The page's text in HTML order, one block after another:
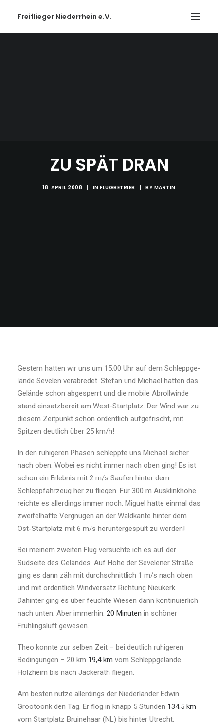
Freiflieger Niederrhein e.V.
ZU SPÄT DRAN
18. APRIL 2008 | INFLUGBETRIEB | BY MARTIN
Gestern hatten wir uns um 15:00 Uhr auf dem Schleppge­
lände Sevelen verabredet. Stefan und Michael hatten das
Gelände schon abgesperrt und die mobile Abrollwinde
stand einsatzbereit am West-Startplatz. Der Wind war zu
diesem Zeitpunkt schon ordentlich aufgefrischt, mit
Spitzen deutlich über 25 km/h!
In den ruhigeren Phasen schleppte uns Michael sicher
nach oben. Wobei es nicht immer nach oben ging! Es ist
schon ein Erlebnis mit 2 m/s Saufen hinter dem
Schleppfahrzeug her zu fliegen. Für 300 m Ausklinkhöhe
reichte es allerdings immer noch. Miguel hatte einmal das
zweifelhafte Vergnügen an der Waldkante hinter dem
Ost-Startplatz mit 6 m/s heruntergespült zu werden!
Bei meinem zweiten Flug versuchte ich es auf der
Südseite des Geländes. Auf Höhe der Sevelener Straße
ging es dann zäh mit durchschnittlich 1 m/s nach oben
und mit ordent­lich Windversatz Richtung Nieukerk.
Dahinter ging es über feuchte Wiesen dann kontinu­ierlich
nach unten. Aber immerhin: 20 Minuten in schöner
Frühlingsluft gewesen.
Theo konnte zur selben Zeit – bei deutlich ruhigeren
Bedingungen – 20 km 19,4 km vom Schleppgelände
Holzheim bis nach Jackerath fliegen.
Am besten nutze allerdings der Niederländer Edwin
Grootoonk den Tag. Er flog in knapp 5 Stunden 134.5 km
vom Startplatz Bruinehaar (NL) bis hinter Utrecht.